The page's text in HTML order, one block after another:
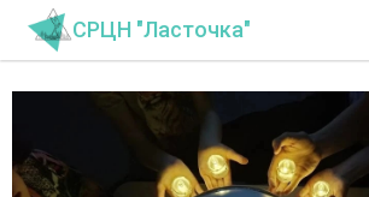
СРЦН "Ласточка"